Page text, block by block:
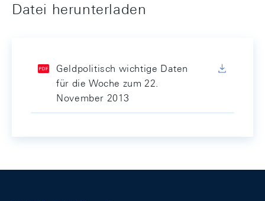
Datei herunterladen
Geldpolitisch wichtige Daten
für die Woche zum 22.
November 2013